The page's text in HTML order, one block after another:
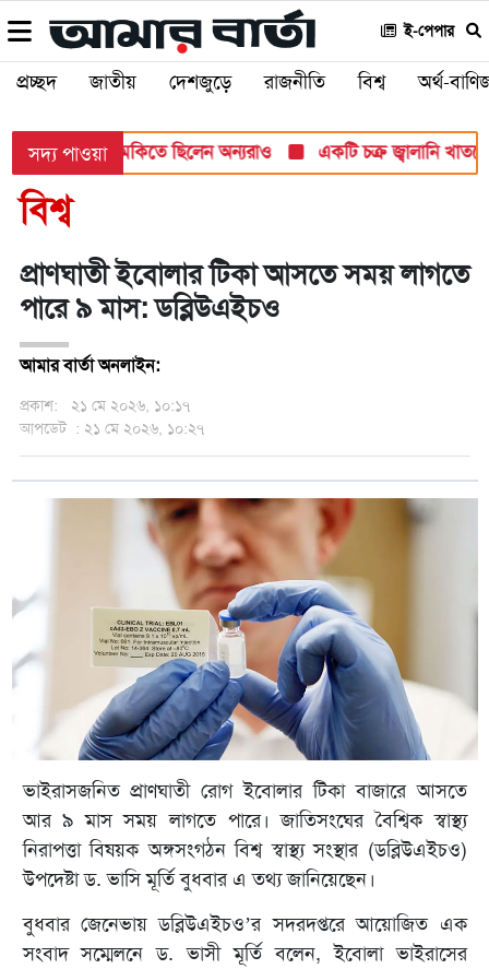
ই-পেপার
প্রচ্ছদ জাতীয় দেশজুড়ে রাজনীতি বিশ্ব অর্থ-
সদ্য পাওয়া
টার্গেট, হুমকিতে ছিলেন অন্যরাও একটি চক্র জ্বালানি খাতকে
বিশ্ব
প্রাণঘাতী ইবোলার টিকা আসতে সময় লাগতে
পারে ৯ মাস: ডব্লিউএইচও
আমার বার্তা অনলাইন:
প্রকাশ:
২১ মে ২০২৬, ১০:১৭
আপডেট : ২১ মে ২০২৬, ১০:২৭
ভাইরাসজনিত প্রাণঘাতী রোগ ইবোলার টিকা বাজারে আসতে
আর ৯ মাস সময় লাগতে পারে। জাতিসংঘের বৈশ্বিক স্বাস্থ্য
নিরাপত্তা বিষয়ক অঙ্গসংগঠন বিশ্ব স্বাস্থ্য সংস্থার (ডব্লিউএইচও)
উপদেষ্টা ড. ভাসি মূর্তি বুধবার এ তথ্য জানিয়েছেন।
বুধবার জেনেভায় ডব্লিউএইচও’র সদরদপ্তরে আয়োজিত এক
সংবাদ সম্মেলনে ড. ভাসী মূর্তি বলেন, ইবোলা ভাইরাসের